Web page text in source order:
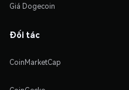
Giá Dogecoin
Đối tác
CoinMarketCap